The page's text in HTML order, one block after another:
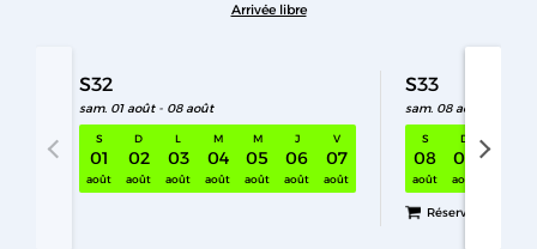
Arrivée libre
S32
sam. 01 août - 08 août
S
01
août
D
02
août
L
03
août
M
04
août
M
05
août
J
06
août
V
07
août
S33
sam. 08 août - 15 août
S
08
août
D
09
août
Réservez
S32 sam. 01 août - 08 août